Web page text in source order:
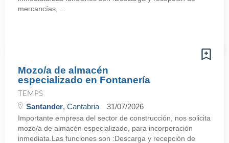
mercancías, ...
Mozo/a de almacén
especializado en Fontanería
TEMPS
Santander, Cantabria 31/07/2026
Importante empresa del sector de construcción, nos solicita
mozo/a de almacén especializado, para incorporación
inmediata.Las funciones son :Descarga y recepción de